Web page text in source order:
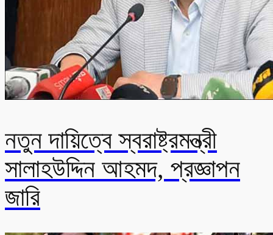
নতুন দায়িত্বে স্বরাষ্ট্রমন্ত্রী
সালাহউদ্দিন আহমদ, প্রজ্ঞাপন
জারি